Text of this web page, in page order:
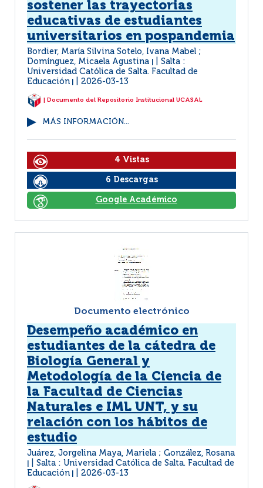
sostener las trayectorias
educativas de estudiantes
universitarios en pospandemia
Bordier, María Silvina Sotelo, Ivana Mabel ;
Domínguez, Micaela Agustina
Salta :
Universidad Católica de Salta. Facultad de
Educación
2026-03-13
| Documento del Repositorio Institucional UCASAL
MÁS INFORMACIÓN...
4 Vistas
6 Descargas
Google Académico
Documento electrónico
Desempeño académico en
estudiantes de la cátedra de
Biología General y
Metodología de la Ciencia de
la Facultad de Ciencias
Naturales e IML UNT, y su
relación con los hábitos de
estudio
Juárez, Jorgelina Maya, Mariela ; González, Rosana
Salta : Universidad Católica de Salta. Facultad de
Educación
2026-03-13